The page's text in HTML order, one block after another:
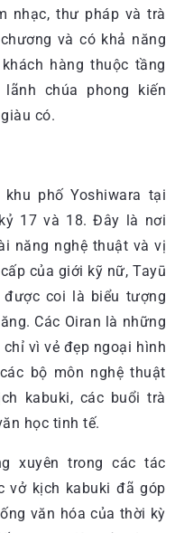
nhạc, thư pháp và trà
và có khả năng
hàng thuộc tầng
chúa phong kiến
có.
phố Yoshiwara tại
17 và 18. Đây là nơi
năng nghệ thuật và vị
của giới kỹ nữ, Tayū
coi là biểu tượng
Các Oiran là những
vì vẻ đẹp ngoại hình
bộ môn nghệ thuật
kabuki, các buổi trà
học tinh tế.
xuyên trong các tác
vở kịch kabuki đã góp
văn hóa của thời kỳ